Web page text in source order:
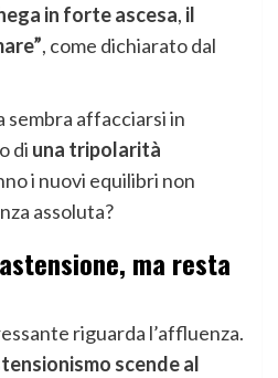
in forte ascesa, il
, come dichiarato dal
sembra affacciarsi in
di una tripolarità
i nuovi equilibri non
assoluta?
ma resta
riguarda l’affluenza.
scende al